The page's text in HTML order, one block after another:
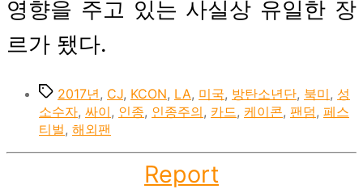
영향을 주고 있는 사실상 유일한 장
르가 됐다.
Tags2017년 , CJ, KCON, LA, 미국, 방탄소년단, 북미 , 성
소수자, 싸이 , 인종, 인종주의 , 카드 , 케이콘, 팬덤 , 페스
티벌 , 해외팬
Categories
Report